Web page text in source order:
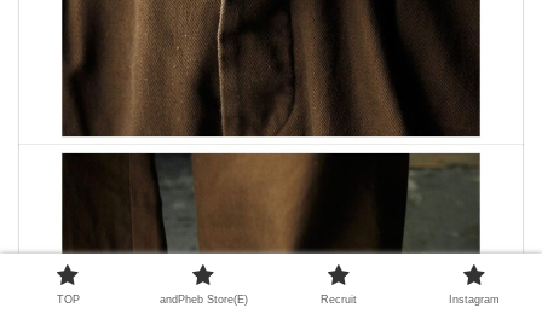
TOP andPheb Store(E) Recruit Instagram